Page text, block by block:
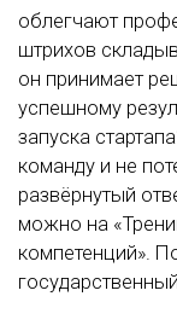
облегчают
штрихов
он принимает
успешному
запуска
команду и не
развёрнутый
можно на
компетенций».